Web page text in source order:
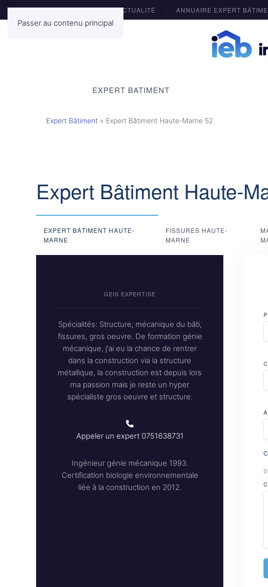
Passer au contenu principal
ACTUALITÉ ANNUAIRE EXPERT
EXPERT BATIMENT
Expert Bâtiment » Expert Bâtiment Haute-Marne 52
Expert Bâtiment Haute-
EXPERT BÂTIMENT HAUTE-
MARNE
FISSURES HAUTE-
MARNE
GEIS EXPERTISE
Spécialités: Structure, mécanique du bâti,
fissures, gros oeuvre. De formation génie
mécanique, j'ai eu la chance de rentrer
dans la construction via la structure
métallique, la construction est depuis lors
ma passion mais je reste un hyper
spécialiste gros oeuvre et structure.
Appeler un expert 0751638731
Ingénieur génie mécanique 1993.
Certification biologie environnementale
liée à la construction en 2012.